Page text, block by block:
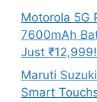
Motorola 5G
7600mAh
Just ₹12,999!
Maruti
Smart